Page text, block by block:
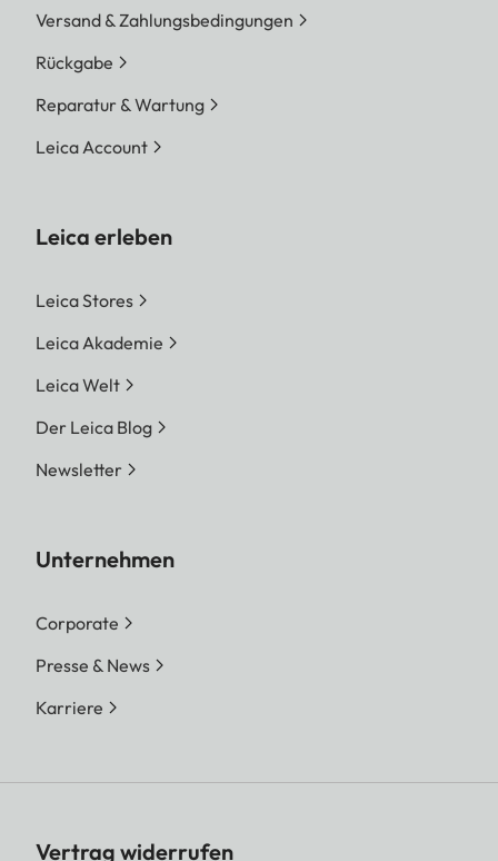
Versand & Zahlungsbedingungen
Rückgabe
Reparatur & Wartung
Leica Account
Leica erleben
Leica Stores
Leica Akademie
Leica Welt
Der Leica Blog
Newsletter
Unternehmen
Corporate
Presse & News
Karriere
Vertrag widerrufen